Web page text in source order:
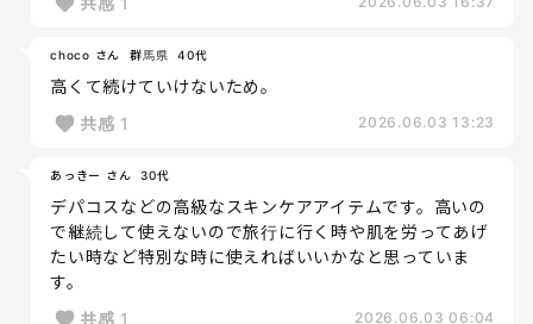
choco さん 群馬県 40代
高くて続けていけないため。
共感 1 2026.06.03 13:23
あっきー さん 30代
デパコスなどの高級なスキンケアアイテムです。高いの
で継続して使えないので旅行に行く時や肌を労ってあげ
たい時など特別な時に使えればいいかなと思っていま
す。
共感 1 2026.06.03 06:04